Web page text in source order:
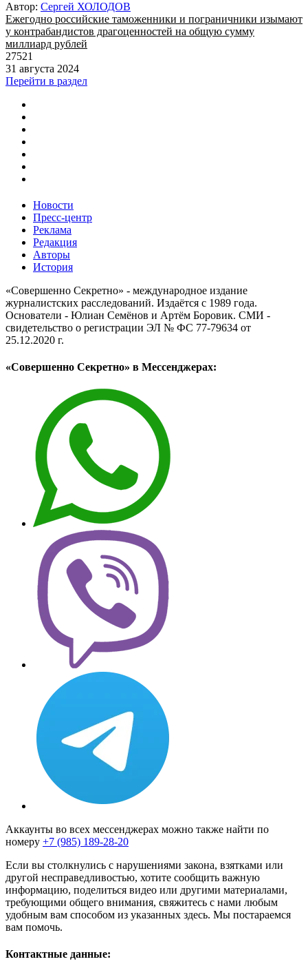
Автор: Сергей ХОЛОДОВ
Ежегодно российские таможенники и пограничники изымают
у контрабандистов драгоценностей на общую сумму
миллиард рублей
27521
31 августа 2024
Перейти в раздел
Новости
Пресс-центр
Реклама
Редакция
Авторы
История
«Совершенно Секретно» - международное издание
журналистских расследований. Издаётся с 1989 года.
Основатели - Юлиан Семёнов и Артём Боровик. CМИ -
свидетельство о регистрации ЭЛ № ФС 77-79634 от
25.12.2020 г.
«Совершенно Секретно» в Мессенджерах:
Аккаунты во всех мессенджерах можно также найти по
номеру +7 (985) 189-28-20
Если вы столкнулись с нарушениями закона, взятками или
другой несправедливостью, хотите сообщить важную
информацию, поделиться видео или другими материалами,
требующими общего внимания, свяжитесь с нами любым
удобным вам способом из указанных здесь. Мы постараемся
вам помочь.
Контактные данные: